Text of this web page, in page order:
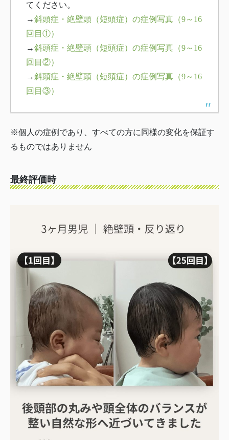
てください。
→斜頭症・絶壁頭（短頭症）の症例写真（9～16
回目①）
→斜頭症・絶壁頭（短頭症）の症例写真（9～16
回目②）
→斜頭症・絶壁頭（短頭症）の症例写真（9～16
回目③）
※個人の症例であり、すべての方に同様の変化を保証す
るものではありません
最終評価時